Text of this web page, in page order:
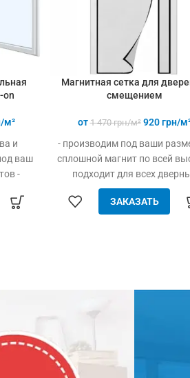
on
м²
и
ваш
-
Магнитная сетка для
смещением
от 1 470грн/м² 920грн/
- производим под ваши
сплошной магнит по всей
подходит для всех
проёмов (пластик, дерево,
металл) - элементарно
качественный материал
рассчитываются как 1.8 м²
ЗАКАЗАТЬ